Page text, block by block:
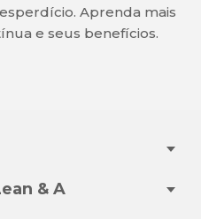
Aprenda mais
e seus benefícios.
& A